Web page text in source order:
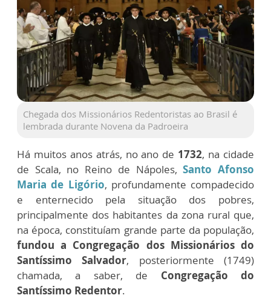
Chegada dos Missionários Redentoristas ao Brasil é
lembrada durante Novena da Padroeira
Há muitos anos atrás, no ano de 1732, na cidade
de Scala, no Reino de Nápoles,Santo Afonso
Maria de Ligório, profundamente compadecido
e enternecido pela situação dos pobres,
principalmente dos habitantes da zona rural que,
na época, constituíam grande parte da população,
fundou a Congregação dos Missionários do
Santíssimo Salvador, posteriormente (1749)
chamada, a saber, de Congregação do
Santíssimo Redentor.